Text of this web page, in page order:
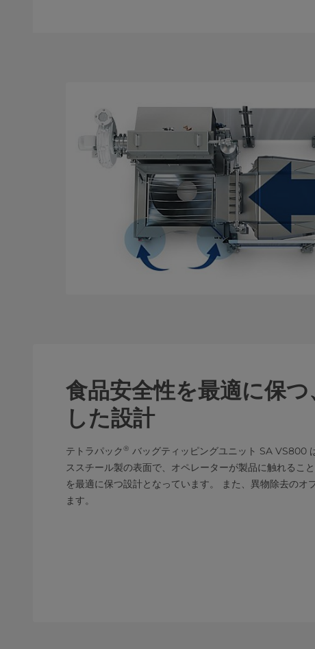
食品安全性を最適に保
した設計
テトラパック® バッグティッピングユニット SA VS800
ススチール製の表面で、オペレーターが製品に触れるこ
を最適に保つ設計となっています。 また、異物除去のオ
ます。